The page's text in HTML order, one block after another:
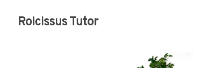
Roicissus Tutor